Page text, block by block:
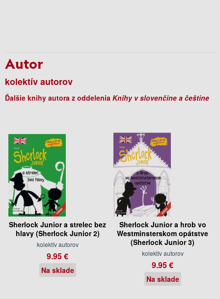
Autor
kolektív autorov
Ďalšie knihy autora z oddelenia Knihy v slovenčine a češtine
Sherlock Junior a strelec bez
hlavy (Sherlock Junior 2)
kolektív autorov
9.95 €
Na sklade
Sherlock Junior a hrob vo
Westminsterskom opátstve
(Sherlock Junior 3)
kolektív autorov
9.95 €
Na sklade